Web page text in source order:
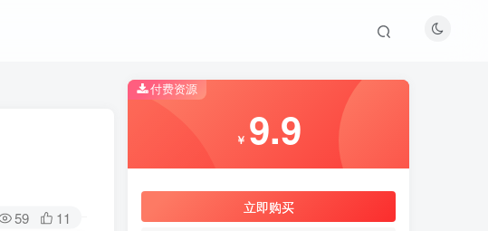
59 11
付费资源
￥ 9.9
立即购买